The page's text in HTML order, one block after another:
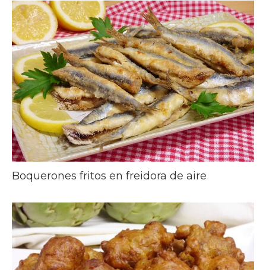
Boquerones fritos en freidora de aire